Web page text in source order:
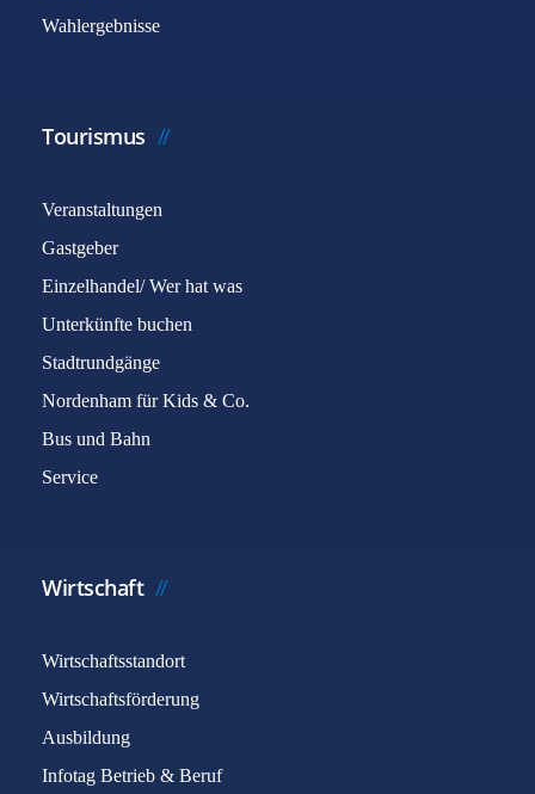
Wahlergebnisse
Tourismus
Veranstaltungen
Gastgeber
Einzelhandel/ Wer hat was
Unterkünfte buchen
Stadtrundgänge
Nordenham für Kids & Co.
Bus und Bahn
Service
Wirtschaft
Wirtschaftsstandort
Wirtschaftsförderung
Ausbildung
Infotag Betrieb & Beruf